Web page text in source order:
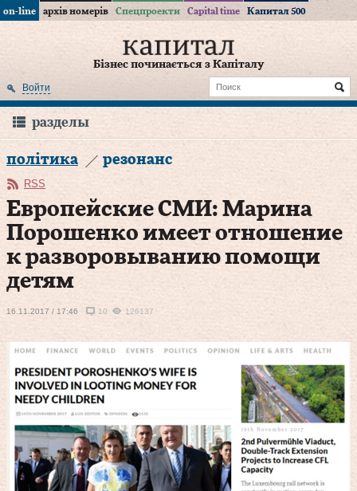
on-line архів номерів Спецпроекти Capital time Капитал 500
Бізнес починається з Капіталу
Войти
разделы
політика резонанс
RSS
Европейские СМИ: Марина
Порошенко имеет отношение
к разворовыванию помощи
детям
16.11.2017 / 17:46 10 126137